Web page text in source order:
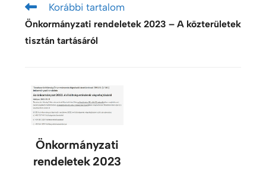
Korábbi tartalom
Önkormányzati rendeletek 2023 – A közterületek
tisztán tartásáról
Önkormányzati
rendeletek 2023